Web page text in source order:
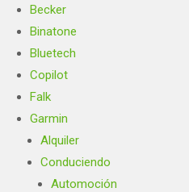
Becker
Binatone
Bluetech
Copilot
Falk
Garmin
Alquiler
Conduciendo
Automoción